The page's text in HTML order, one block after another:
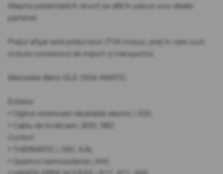
Mașina prezentată în anunț se află în parcul unui dealer
partener.
Prețul afișat este prețul brut (TVA inclus), preț în care sunt
incluse comisionul de import și transportul.
Mercedes-Benz GLE 350e 4MATIC
Exterior
• Oglinzi exterioare rabatabile electric | 500
• Cablu de încărcare | B30, 9B3
Confort
• THERMATIC | 580, KAL
• Geamuri termoizolante | 840